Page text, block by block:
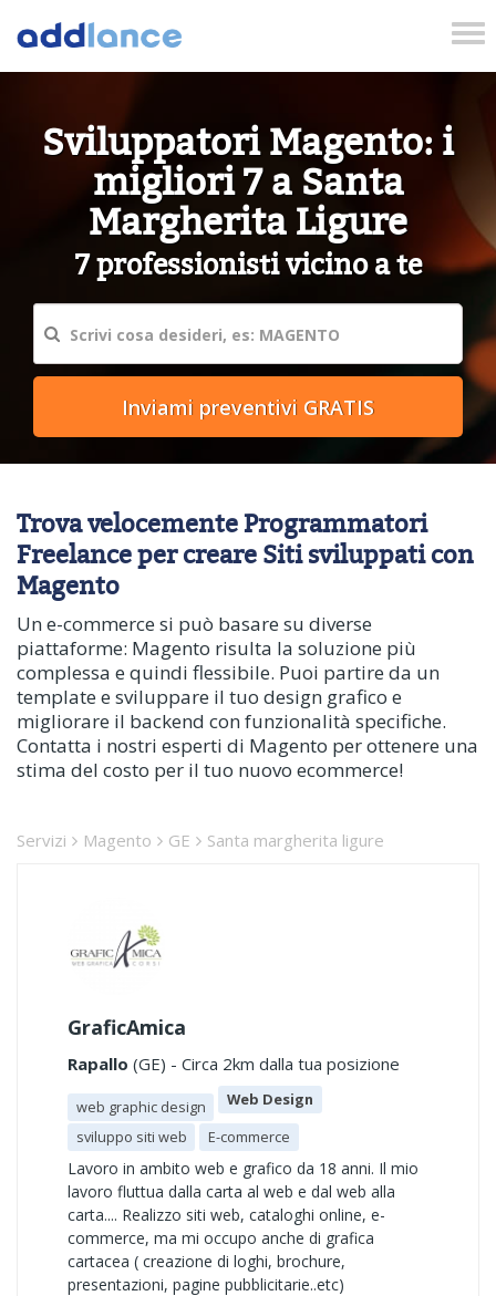
Sviluppatori Magento: i
migliori 7 a Santa
Margherita Ligure
7 professionisti vicino a te
Trova velocemente Programmatori
Freelance per creare Siti sviluppati con
Magento
Un e-commerce si può basare su diverse
piattaforme: Magento risulta la soluzione più
complessa e quindi flessibile. Puoi partire da un
template e sviluppare il tuo design grafico e
migliorare il backend con funzionalità specifiche.
Contatta i nostri esperti di Magento per ottenere una
stima del costo per il tuo nuovo ecommerce!
Servizi Magento GE Santa margherita ligure
GraficAmica
Rapallo (GE) - Circa 2km dalla tua posizione
web graphic design
Web Design
sviluppo siti web
E-commerce
Lavoro in ambito web e grafico da 18 anni. Il mio
lavoro fluttua dalla carta al web e dal web alla
carta.... Realizzo siti web, cataloghi online, e-
commerce, ma mi occupo anche di grafica
cartacea ( creazione di loghi, brochure,
presentazioni, pagine pubblicitarie..etc)